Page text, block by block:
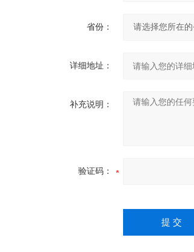
省份：
详细地址：
补充说明：
验证码：